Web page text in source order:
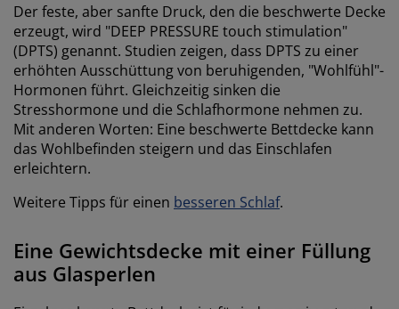
Der feste, aber sanfte Druck, den die beschwerte Decke
erzeugt, wird "DEEP PRESSURE touch stimulation"
(DPTS) genannt. Studien zeigen, dass DPTS zu einer
erhöhten Ausschüttung von beruhigenden, "Wohlfühl"-
Hormonen führt. Gleichzeitig sinken die
Stresshormone und die Schlafhormone nehmen zu.
Mit anderen Worten: Eine beschwerte Bettdecke kann
das Wohlbefinden steigern und das Einschlafen
erleichtern.
Weitere Tipps für einen besseren Schlaf.
Eine Gewichtsdecke mit einer Füllung
aus Glasperlen